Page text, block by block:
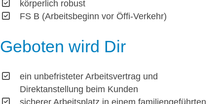
körperlich robust
FS B (Arbeitsbeginn vor Öffi-Verkehr)
Geboten wird Dir
ein unbefristeter Arbeitsvertrag und
Direktanstellung beim Kunden
sicherer Arbeitsplatz in einem familiengeführten